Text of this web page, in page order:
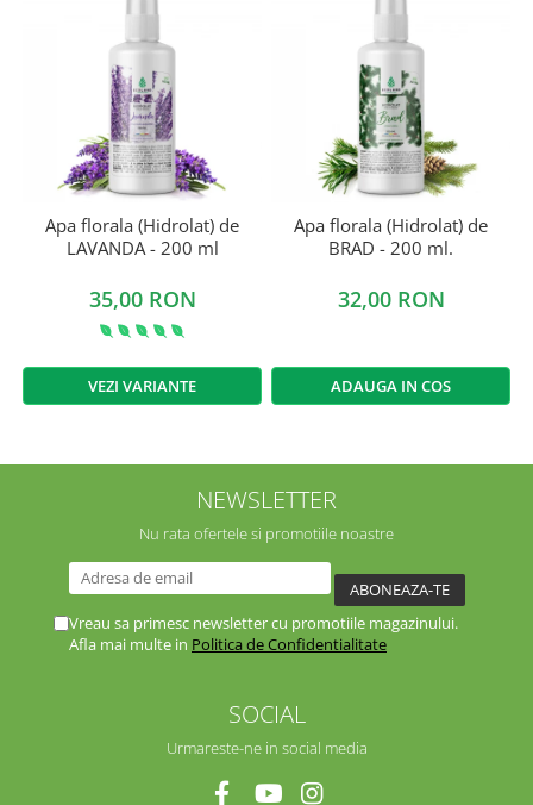
Apa florala (Hidrolat) de
LAVANDA - 200 ml
35,00 RON
VEZI VARIANTE
Apa florala (Hidrolat) de
BRAD - 200 ml.
32,00 RON
ADAUGA IN COS
NEWSLETTER
Nu rata ofertele si promotiile noastre
Vreau sa primesc newsletter cu promotiile magazinului.
Afla mai multe in Politica de Confidentialitate
SOCIAL
Urmareste-ne in social media